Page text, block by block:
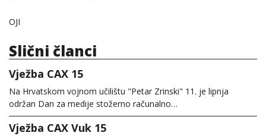
OJI
Slični članci
Vježba CAX 15
Na Hrvatskom vojnom učilištu "Petar Zrinski" 11. je lipnja
održan Dan za medije stožerno računalno…
Vježba CAX Vuk 15